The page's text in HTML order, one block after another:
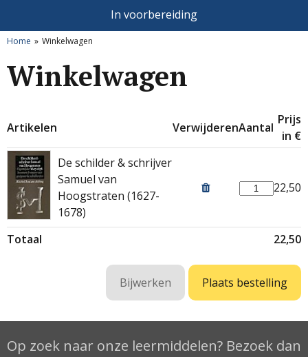
In voorbereiding
Home Winkelwagen
Winkelwagen
Artikelen VerwijderenAantal
Prijs
in €
De schilder & schrijver
Samuel van
Hoogstraten (1627-
1678)
22,50
Totaal 22,50
Op zoek naar onze leermiddelen? Bezoek dan